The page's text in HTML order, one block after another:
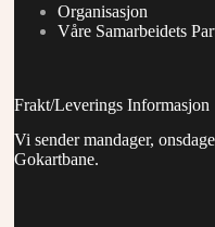
Organisasjon
Våre Samarbeidets
Frakt/Leverings Informasjon
Vi sender mandager,
Gokartbane.